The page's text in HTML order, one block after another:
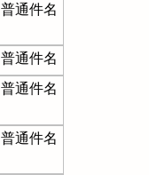
普通件名
普通件名
普通件名
普通件名